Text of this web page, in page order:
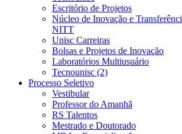
Escritório de Projetos
Núcleo de Inovação e
NITT
Unisc Carreiras
Bolsas e Projetos de Inovação
Laboratórios Multiusuário
Tecnounisc (2)
Processo Seletivo
Vestibular
Professor do Amanhã
RS Talentos
Mestrado e Doutorado